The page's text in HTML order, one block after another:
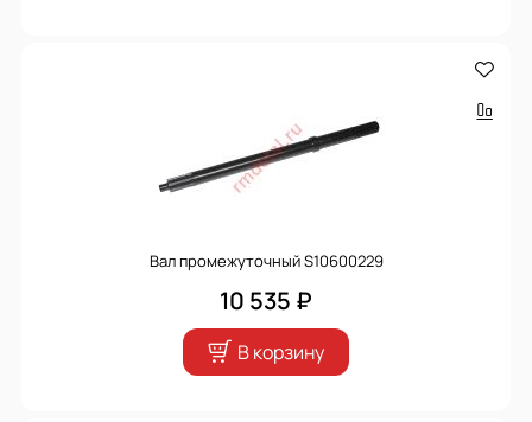
Вал промежуточный S10600229
10 535 ₽
В корзину